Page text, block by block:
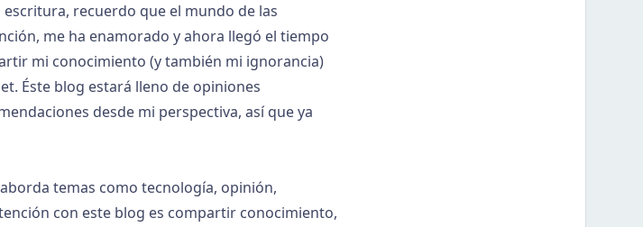
recuerdo que el mundo de las
me ha enamorado y ahora llegó el tiempo
mi conocimiento (y también mi ignorancia)
Éste blog estará lleno de opiniones
desde mi perspectiva, así que ya
temas como tecnología, opinión,
con este blog es compartir conocimiento,